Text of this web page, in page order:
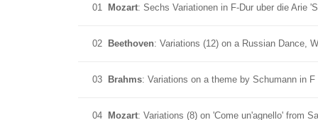
01 Mozart: Sechs Variationen in F-Dur uber die Arie
02 Beethoven: Variations (12) on a Russian Dance,
03 Brahms: Variations on a theme by Schumann in
04 Mozart: Variations (8) on 'Come un'agnello' from